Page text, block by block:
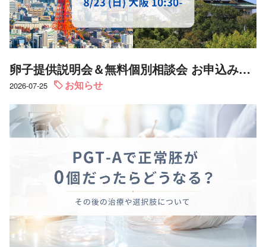
卵子提供説明会＆無料個別相談会 お申込み受付中｜8/22 (土) 東京 ＆ 8/23 (日) 大阪
2026-07-25 お知らせ